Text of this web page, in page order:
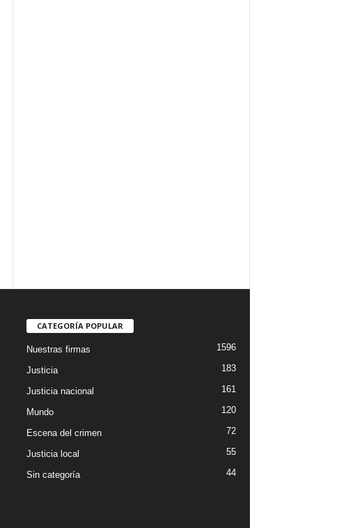
CATEGORÍA POPULAR
Nuestras firmas 1596
Justicia 183
Justicia nacional 161
Mundo 120
Escena del crimen 72
Justicia local 55
Sin categoría 44